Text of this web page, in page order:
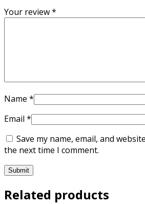
Your review*
Name *
Email *
Save my name, email, and
the next time I comment.
Related products